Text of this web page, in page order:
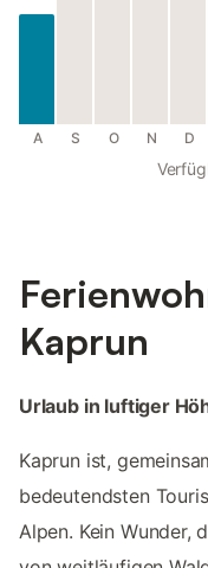
A S O N D
Kaprun
Urlaub in luftiger
Kaprun ist,
bedeutendsten
Alpen. Kein Wunder,